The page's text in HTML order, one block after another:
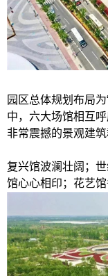
园区总体规划布局
中，六大场馆相互
非常震撼的景观建筑
复兴馆波澜壮阔；
馆心心相印；花艺